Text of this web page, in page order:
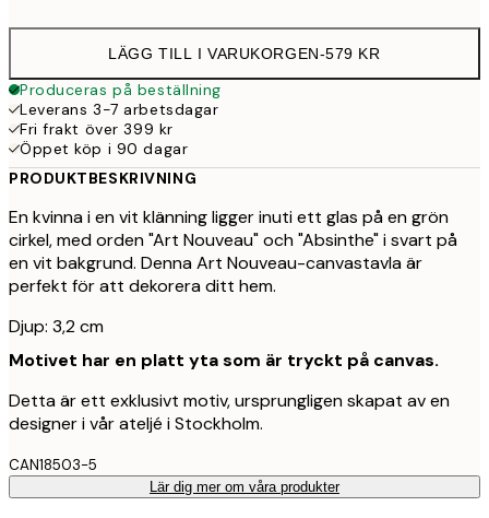
LÄGG TILL I VARUKORGEN-579 KR
Produceras på beställning
Leverans 3-7 arbetsdagar
Fri frakt över 399 kr
Öppet köp i 90 dagar
PRODUKTBESKRIVNING
En kvinna i en vit klänning ligger inuti ett glas på en grön
cirkel, med orden "Art Nouveau" och "Absinthe" i svart på
en vit bakgrund. Denna Art Nouveau-canvastavla är
perfekt för att dekorera ditt hem.
Djup: 3,2 cm
Motivet har en platt yta som är tryckt på canvas.
Detta är ett exklusivt motiv, ursprungligen skapat av en
designer i vår ateljé i Stockholm.
CAN18503-5
Lär dig mer om våra produkter